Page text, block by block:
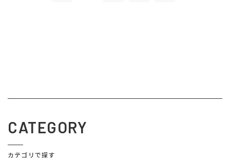
CATEGORY
カテゴリで探す